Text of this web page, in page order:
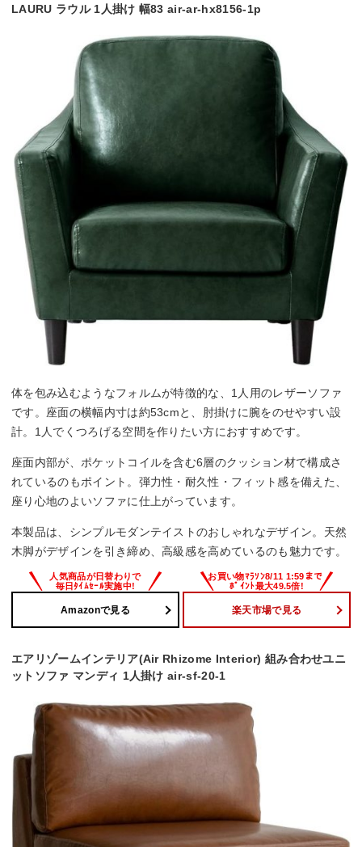
LAURU ラウル 1人掛け 幅83 air-ar-hx8156-1p
体を包み込むようなフォルムが特徴的な、1人用のレザーソファ
です。座面の横幅内寸は約53cmと、肘掛けに腕をのせやすい設
計。1人でくつろげる空間を作りたい方におすすめです。
座面内部が、ポケットコイルを含む6層のクッション材で構成さ
れているのもポイント。弾力性・耐久性・フィット感を備えた、
座り心地のよいソファに仕上がっています。
本製品は、シンプルモダンテイストのおしゃれなデザイン。天然
木脚がデザインを引き締め、高級感を高めているのも魅力です。
Amazonで見る 楽天市場で見る
エアリゾームインテリア(Air Rhizome Interior) 組み合わせユニ
ットソファ マンディ 1人掛け air-sf-20-1